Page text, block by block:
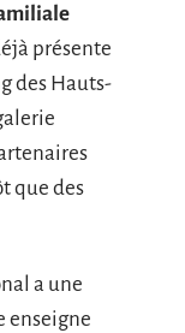
présente
des Hauts-
que des
a une
enseigne